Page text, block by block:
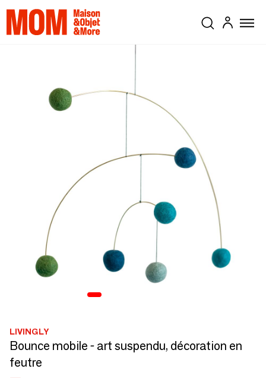
LIVINGLY
Bounce mobile - art suspendu, décoration en
feutre